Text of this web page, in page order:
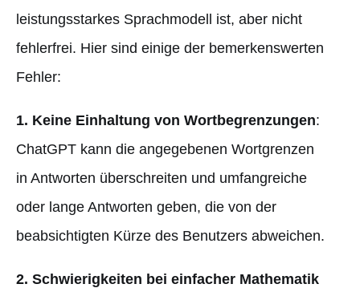
leistungsstarkes Sprachmodell ist, aber nicht
fehlerfrei. Hier sind einige der bemerkenswerten
Fehler:
1. Keine Einhaltung von Wortbegrenzungen:
ChatGPT kann die angegebenen Wortgrenzen
in Antworten überschreiten und umfangreiche
oder lange Antworten geben, die von der
beabsichtigten Kürze des Benutzers abweichen.
2. Schwierigkeiten bei einfacher Mathematik